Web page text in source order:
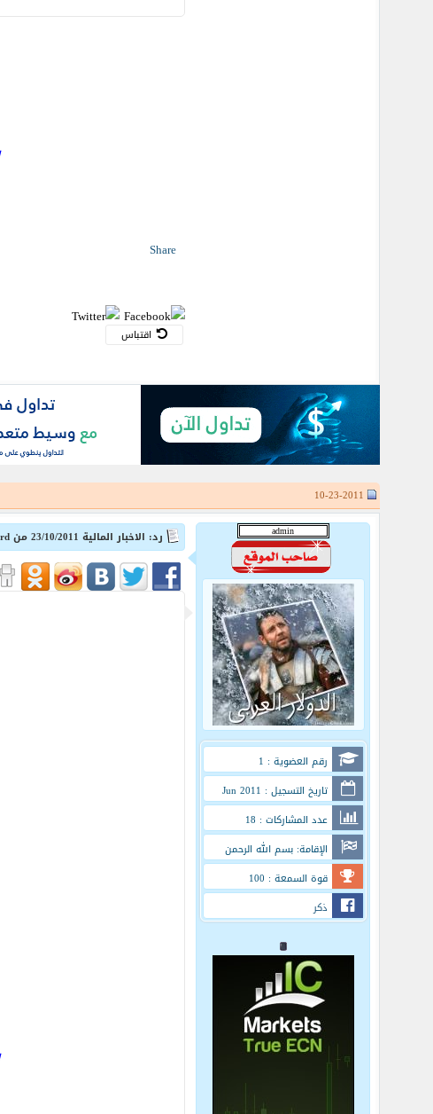
Share
اقتباس
رقم العضوية : 1
تاريخ التسجيل : Jun 2011
عدد المشاركات : 18
الإقامة: بسم الله الرحمن
الرحيم
قوة السمعة : 100
ذكر
رد: الاخبار المالية 23/10/2011 من forexyard